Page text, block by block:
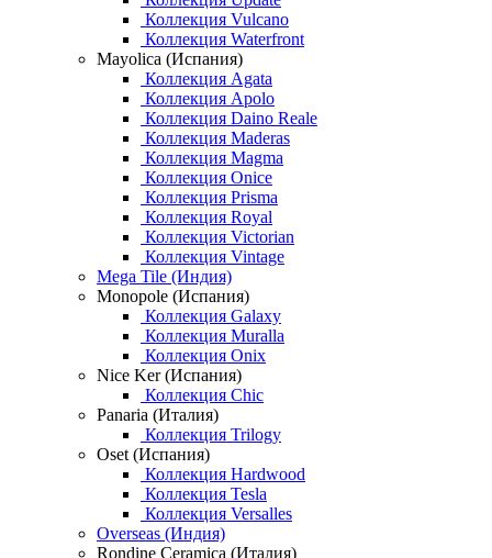
Коллекция Vulcano
Коллекция Waterfront
Mayolica (Испания)
Коллекция Agata
Коллекция Apolo
Коллекция Daino Reale
Коллекция Maderas
Коллекция Magma
Коллекция Onice
Коллекция Prisma
Коллекция Royal
Коллекция Victorian
Коллекция Vintage
Mega Tile (Индия)
Monopole (Испания)
Коллекция Galaxy
Коллекция Muralla
Коллекция Onix
Nice Ker (Испания)
Коллекция Chic
Panaria (Италия)
Коллекция Trilogy
Oset (Испания)
Коллекция Hardwood
Коллекция Tesla
Коллекция Versalles
Overseas (Индия)
Rondine Ceramica (Италия)